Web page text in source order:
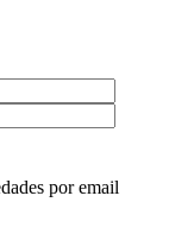
por email